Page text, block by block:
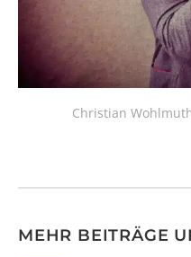
Christian
MEHR BEITRÄGE